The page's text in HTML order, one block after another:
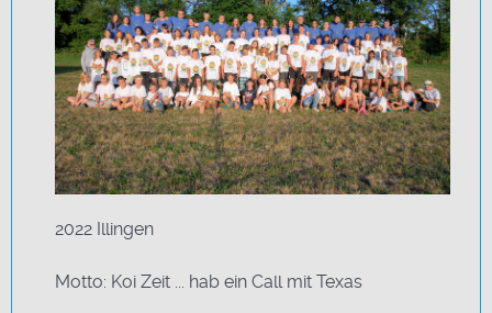
2022 Illingen
Motto: Koi Zeit ... hab ein Call mit Texas